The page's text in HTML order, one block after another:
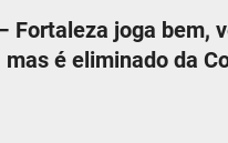
Fortaleza joga bem,
é eliminado da